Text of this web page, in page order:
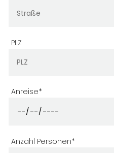
PLZ
Anreise*
Anzahl Personen*